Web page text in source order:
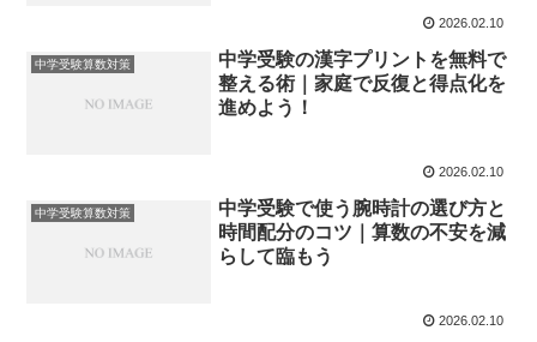
2026.02.10
中学受験算数対策
中学受験の漢字プリントを無料で
整える術｜家庭で反復と得点化を
進めよう！
2026.02.10
中学受験算数対策
中学受験で使う腕時計の選び方と
時間配分のコツ｜算数の不安を減
らして臨もう
2026.02.10